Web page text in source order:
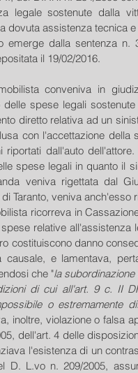
legale sostenute dalla
dovuta assistenza tecnica
emerge dalla sentenza n.
il 19/02/2016.
conveniva in
delle spese legali
diretto relativa ad un
con l'accettazione della
riportati dall'auto
spese legali in quanto il
veniva rigettata dal
di Taranto, veniva anch'esso
ricorreva in
relative all'assistenza
costituiscono danno
causale, e lamentava,
che "la
di cui all'art. 9 c. II
o estremamente
inoltre, violazione o falsa
dell'art. 4 delle
l'esistenza di un
D. L.vo n. 209/2005,